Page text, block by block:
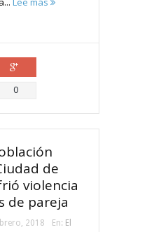
Compartir
0
de
violencia
de pareja
2018 En: El